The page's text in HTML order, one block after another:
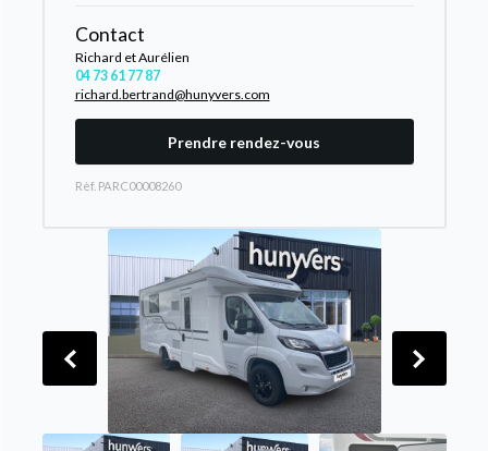
Contact
Richard et Aurélien
04 73 61 77 87
richard.bertrand@hunyvers.com
Prendre rendez-vous
Rèf. PARC00008260